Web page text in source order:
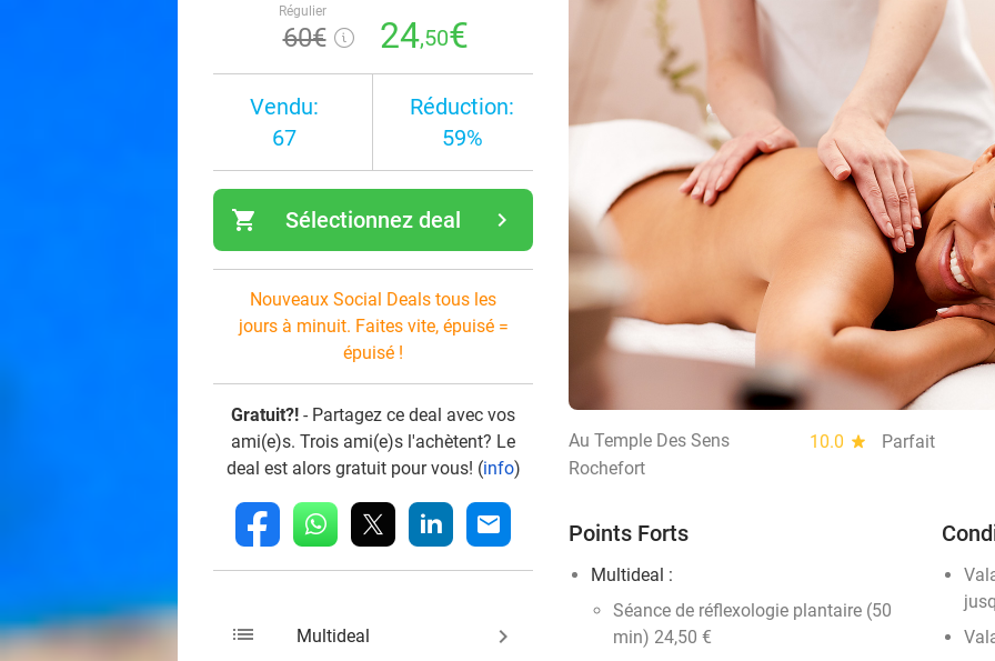
Régulier
60€ 24,50€
Vendu:
67
Réduction:
59%
shopping_cart navigate_next
Sélectionnez deal
Nouveaux Social Deals tous les
jours à minuit. Faites vite, épuisé =
épuisé !
Gratuit?! - Partagez ce deal avec vos
ami(e)s. Trois ami(e)s l'achètent? Le
deal est alors gratuit pour vous! (info)
fb whatsapp linkedin mail
list Multideal keyboard_arrow_right
Au Temple Des Sens 10.0 star
Parfait
Rochefort
Points Forts
Multideal :
Séance de réflexologie plantaire (50
min) 24,50 €